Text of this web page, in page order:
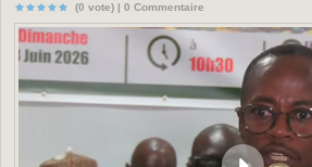
(0 vote) | 0 Commentaire